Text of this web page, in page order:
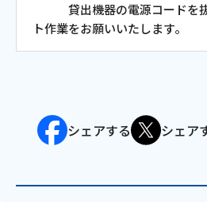
おトクなプラン
会社案内
貸出機器の電源コードを抜
ト作業をお願いいたします。
シェアする シェア